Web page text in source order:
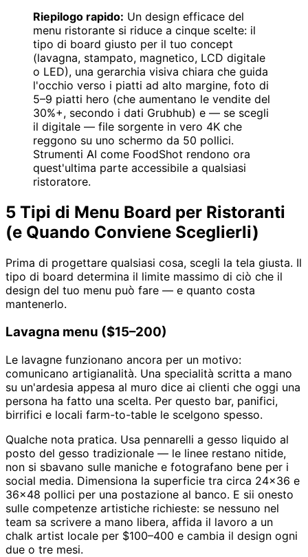
Riepilogo rapido: Un design efficace del
menu ristorante si riduce a cinque scelte: il
tipo di board giusto per il tuo concept
(lavagna, stampato, magnetico, LCD digitale
o LED), una gerarchia visiva chiara che guida
l'occhio verso i piatti ad alto margine, foto di
5–9 piatti hero (che aumentano le vendite del
30%+, secondo i dati Grubhub) e — se scegli
il digitale — file sorgente in vero 4K che
reggono su uno schermo da 50 pollici.
Strumenti AI come FoodShot rendono ora
quest'ultima parte accessibile a qualsiasi
ristoratore.
5 Tipi di Menu Board per Ristoranti
(e Quando Conviene Sceglierli)
Prima di progettare qualsiasi cosa, scegli la tela giusta. Il
tipo di board determina il limite massimo di ciò che il
design del tuo menu può fare — e quanto costa
mantenerlo.
Lavagna menu ($15–200)
Le lavagne funzionano ancora per un motivo:
comunicano artigianalità. Una specialità scritta a mano
su un'ardesia appesa al muro dice ai clienti che oggi una
persona ha fatto una scelta. Per questo bar, panifici,
birrifici e locali farm-to-table le scelgono spesso.
Qualche nota pratica. Usa pennarelli a gesso liquido al
posto del gesso tradizionale — le linee restano nitide,
non si sbavano sulle maniche e fotografano bene per i
social media. Dimensiona la superficie tra circa 24×36 e
36×48 pollici per una postazione al banco. E sii onesto
sulle competenze artistiche richieste: se nessuno nel
team sa scrivere a mano libera, affida il lavoro a un
chalk artist locale per $100–400 e cambia il design ogni
due o tre mesi.